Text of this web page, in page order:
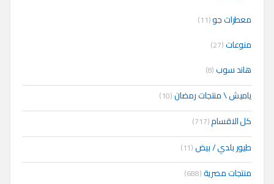
معطرات جو(11)
منوعات(27)
هاند سوب(8)
ياميش \ منتجات رمضان(10)
كل الاقسام(717)
طيور بلدي / بيض(11)
منتجات مصرية(688)